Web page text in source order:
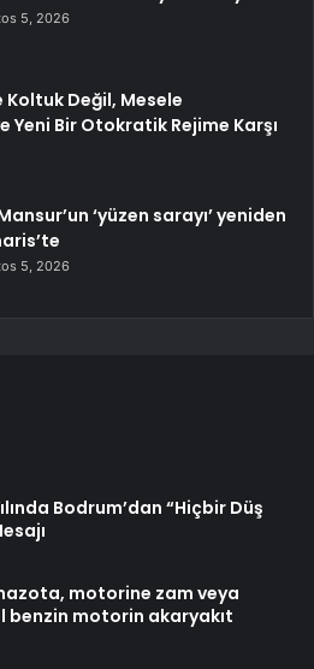
5, 2026
Değil, Mesele
Yeni Bir Otokratik Rejime Karşı
‘yüzen sarayı’ yeniden
5, 2026
Bodrum’dan “Hiçbir Düş
motorine zam veya
benzin motorin akaryakıt